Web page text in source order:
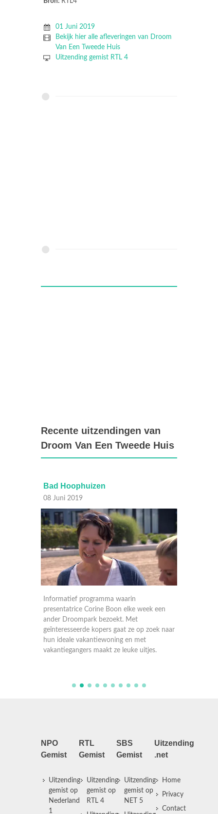
01 Juni 2019
Bekijk hier alle afleveringen van Droom
Van Een Tweede Huis
Uitzending gemist RTL 4
Recente uitzendingen van
Droom Van Een Tweede Huis
Bad Hoophuizen
08 Juni 2019
Informatief programma waarin
presentatrice Corine Boon elke week een
ander Droompark bezoekt. Met
geïnteresseerde kopers gaat ze op zoek naar
hun ideale vakantiewoning en met
vakantiegangers maakt ze leuke uitjes.
NPO
Gemist
Uitzending
gemist op
Nederland
1
RTL
Gemist
Uitzending
gemist op
RTL 4
SBS
Gemist
Uitzending
gemist op
NET 5
Uitzending
.net
Home
Privacy
Contact